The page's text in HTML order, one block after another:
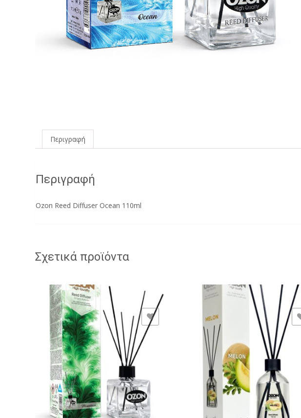
Περιγραφή
Περιγραφή
Ozon Reed Diffuser Ocean 110ml
Σχετικά προϊόντα
ADD TO WISHLIST ADD TO WISHLIST